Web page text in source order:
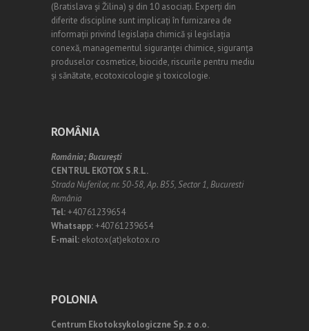
(Bratislava și Žilina) și din 10 asociați. Experți din
diferite discipline sunt implicați în furnizarea de
informații privind legislația chimică și legislația
conexă, managementul siguranței chimice, siguranța
produselor cosmetice, biocide, riscurile pentru mediu
și sănătate, ecotoxicologie și toxicologie.
ROMÂNIA
România;Bucureşti
CENTRUL EKOTOX S.R.L.
Strada Nuferilor, nr. 50-58, Ap. B55, Sector 1, Bucuresti
România
Tel:+40761239654
Whatsapp:+40761239654
E-mail: ekotox(at)ekotox.ro
POLONIA
Centrum Ekotoksykologiczne Sp. z o.o.